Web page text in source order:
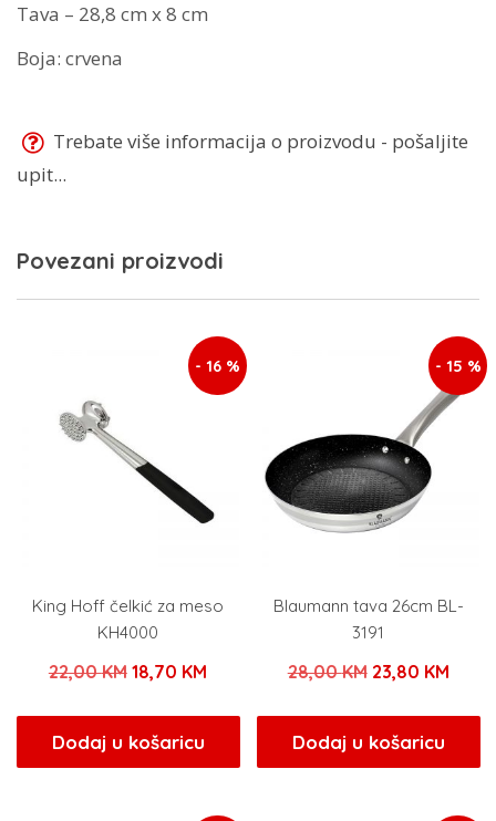
Tava – 28,8 cm x 8 cm
Boja: crvena
Trebate više informacija o proizvodu - pošaljite
upit...
Povezani proizvodi
- 16 %
King Hoff čelkić za meso
KH4000
22,00KM Izvorna
bila
je:
18,70 KMTrenutna
18,70 KM.
Dodaj u košaricu
- 15 %
Blaumann tava 26cm BL-
3191
28,00KM Izvorna
bila
je:
23,80 KM
Dodaj u košaricu